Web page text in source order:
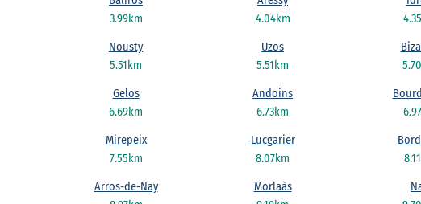
3.99km
4.04km
5.51km
Nousty
5.51km
Uzos
6.69km
Gelos
6.73km
Andoins
7.55km
Mirepeix
8.07km
Lucgarier
Arros-de-Nay
Morlaàs